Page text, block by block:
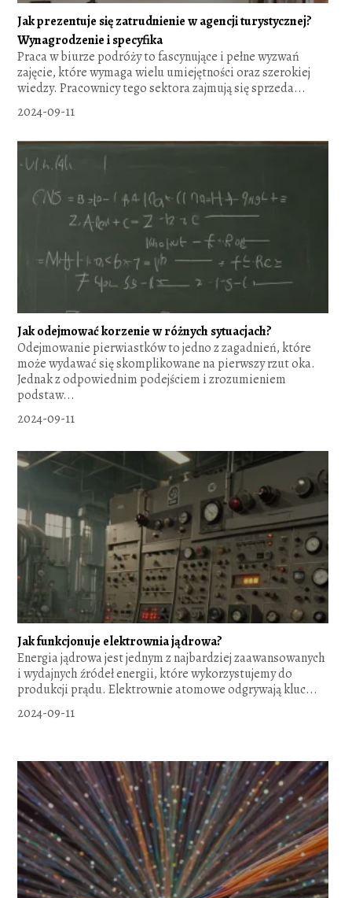
Jak prezentuje się zatrudnienie w agencji turystycznej?
Wynagrodzenie i specyfika
Praca w biurze podróży to fascynujące i pełne wyzwań
zajęcie, które wymaga wielu umiejętności oraz szerokiej
wiedzy. Pracownicy tego sektora zajmują się sprzeda...
2024-09-11
Jak odejmować korzenie w różnych sytuacjach?
Odejmowanie pierwiastków to jedno z zagadnień, które
może wydawać się skomplikowane na pierwszy rzut oka.
Jednak z odpowiednim podejściem i zrozumieniem
podstaw...
2024-09-11
Jak funkcjonuje elektrownia jądrowa?
Energia jądrowa jest jednym z najbardziej zaawansowanych
i wydajnych źródeł energii, które wykorzystujemy do
produkcji prądu. Elektrownie atomowe odgrywają kluc...
2024-09-11